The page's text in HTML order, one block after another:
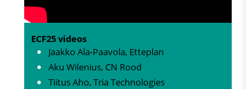
ECF25 videos
Jaakko Ala-Paavola, Etteplan
Aku Wilenius, CN Rood
Tiitus Aho, Tria Technologies